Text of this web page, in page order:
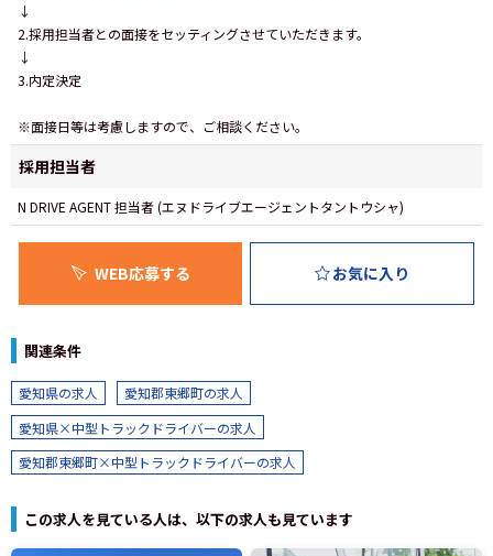
↓
2.採用担当者との面接をセッティングさせていただきます。
↓
3.内定決定
※面接日等は考慮しますので、ご相談ください。
採用担当者
N DRIVE AGENT 担当者 (エヌドライブエージェントタントウシャ)
WEB応募する お気に入り
関連条件
愛知県の求人
愛知郡東郷町の求人
愛知県×中型トラックドライバーの求人
愛知郡東郷町×中型トラックドライバーの求人
この求人を見ている人は、以下の求人も見ています